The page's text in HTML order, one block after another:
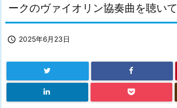
ークのヴァイオリン協奏曲を聴いて
 2025年6月23日